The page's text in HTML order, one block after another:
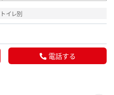
イレ別
電話する